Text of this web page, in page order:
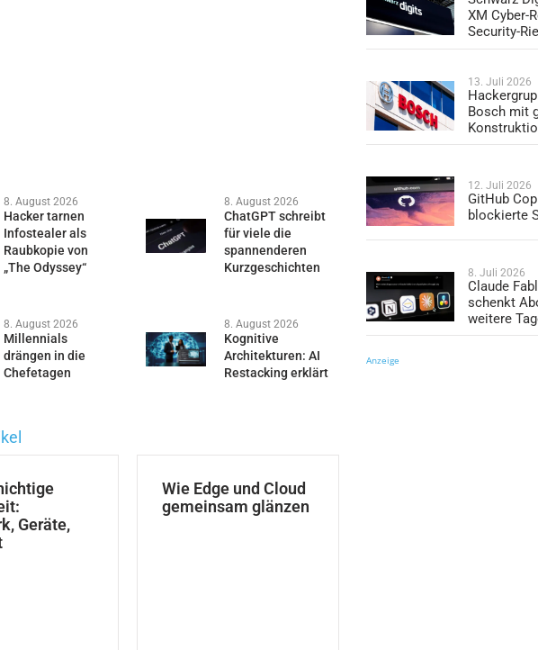
8. August 2026
Hacker tarnen
Infostealer als
Raubkopie von
„The Odyssey“
8. August 2026
ChatGPT schreibt
für viele die
spannenderen
Kurzgeschichten
8. August 2026
Millennials
drängen in die
Chefetagen
8. August 2026
Kognitive
Architekturen: AI
Restacking erklärt
Geräte,
Wie Edge und Cloud
gemeinsam glänzen
XM Cyber-
Security-
13. Juli 2026
Bosch mit
12. Juli 2026
GitHub
blockierte
8. Juli 2026
Claude
schenkt
weitere
Anzeige